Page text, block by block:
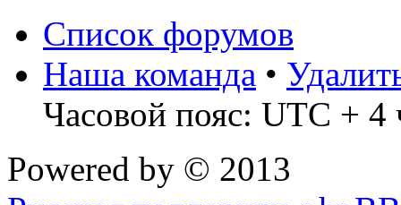
Список форумов
Наша команда •
Часовой пояс: UTC + 4
Powered by © 2013